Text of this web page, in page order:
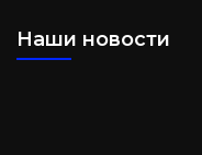
Большая потеря или
Наши новости